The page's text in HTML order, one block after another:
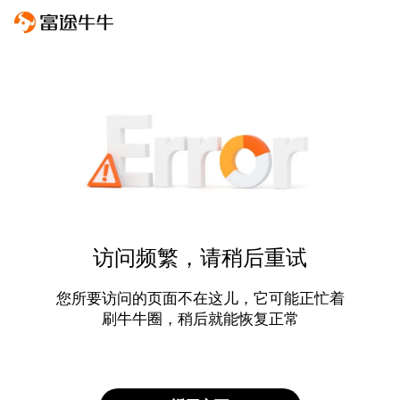
访问频繁，请稍后重试
您所要访问的页面不在这儿，它可能正忙着
刷牛牛圈，稍后就能恢复正常